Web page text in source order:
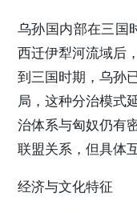
乌孙国内部在三国
西迁伊犁河流域后
到三国时期，乌孙
局，这种分治模式
治体系与匈奴仍有
联盟关系，但具体
经济与文化特征